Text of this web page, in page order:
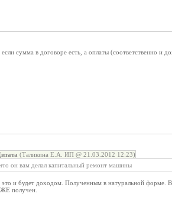
сумма в договоре есть, а оплаты (соответственно и
(Таликина Е.А. ИП @ 21.03.2012 12:23)
он вам делал капитальный ремонт машины
и будет доходом. Полученным в натуральной форме.
получен.